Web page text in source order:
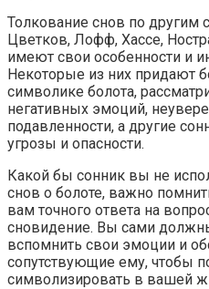
Толкование снов по другим
Цветков, Лофф, Хассе,
имеют свои особенности и
Некоторые из них придают
символике болота,
негативных эмоций,
подавленности, а другие
угрозы и опасности.
Какой бы сонник вы не
снов о болоте, важно
вам точного ответа на
сновидение. Вы сами
вспомнить свои эмоции и
сопутствующие ему, чтобы
символизировать в вашей